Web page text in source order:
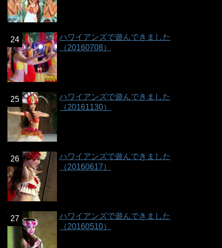
ハワイアンズで遊んできました
（20160708）
ハワイアンズで遊んできました
（20161130）
ハワイアンズで遊んできました
（20160617）
ハワイアンズで遊んできました
（20160510）